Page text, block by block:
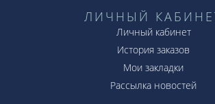
ЛИЧНЫЙ
Личный кабинет
История заказов
Мои закладки
Рассылка новостей